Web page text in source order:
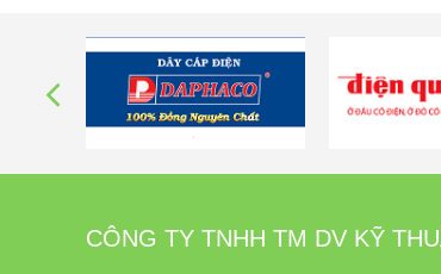
Mua ngay
CÔNG TY TNHH TM DV KỸ